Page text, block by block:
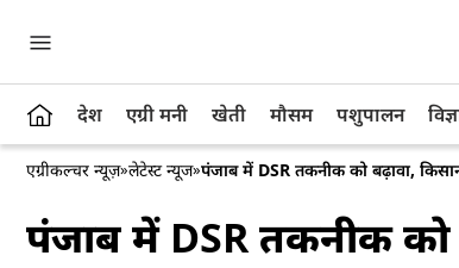
देश एग्री मनी खेती मौसम पशुपालन
एग्रीकल्चर न्यूज़»लेटेस्ट न्यूज»पंजाब में DSR तकनीक को बढ़ावा,
पंजाब में DSR तकनीक को